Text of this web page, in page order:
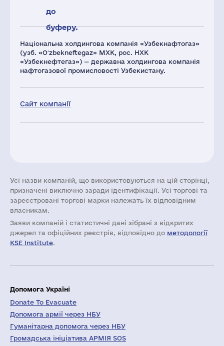
Національна холдингова компанія «Узбекнафтогаз»
(узб. «Oʻzbekneftegaz» MXK, рос. НХК
«Узбекнефтегаз») — державна холдингова компанія
нафтогазової промисловості Узбекистану.
Сайт компанії
до
буферу.
Усі назви компаній, що використовуються на цій сторінці,
призначені виключно заради ідентифікації. Усі торгові та
зареєстровані торгові марки належать їх відповідним
власникам.
Заяви компаній i статистичні дані зібрані з відкритих
джерел та офіційних реєстрів, відповідно до методології
KSE Institute.
Допомога Україні
Donate To Evacuate
Допомога армії через НБУ
Гуманітарна допомога через НБУ
Громадська ініціатива АРМІЯ SOS